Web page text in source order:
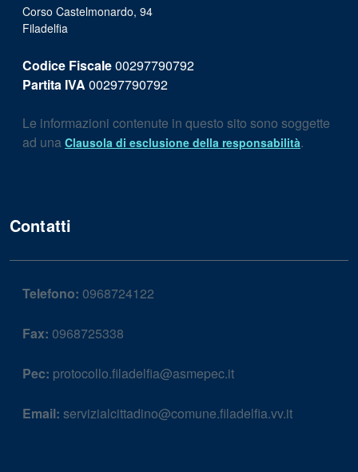
Corso Castelmonardo, 94
Filadelfia
Codice Fiscale00297790792
Partita IVA 00297790792
Le informazioni contenute in questo sito sono soggette
ad una Clausola di esclusione della responsabilità.
Contatti
Telefono: 0968724122
Fax: 0968725338
Pec: protocollo.filadelfia@asmepec.it
Email: servizialcittadino@comune.filadelfia.vv.it